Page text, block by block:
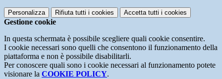
Personalizza Rifiuta tutti i cookies Accetta tutti i cookies
Gestione cookie
In questa schermata è possibile scegliere quali cookie consentire.
I cookie necessari sono quelli che consentono il funzionamento della
piattaforma e non è possibile disabilitarli.
Per conoscere quali sono i cookie necessari al funzionamento potete
visionare la COOKIE POLICY.